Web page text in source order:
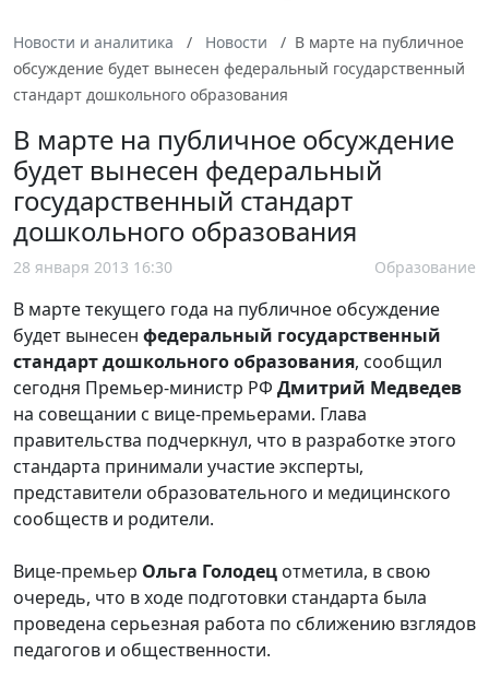
Новости и аналитика Новости
В марте на публичное
обсуждение будет вынесен федеральный государственный
стандарт дошкольного образования
В марте на публичное обсуждение
будет вынесен федеральный
государственный стандарт
дошкольного образования
28 января 2013 16:30 Образование
В марте текущего года на публичное обсуждение
будет вынесен федеральный государственный
стандарт дошкольного образования, сообщил
сегодня Премьер-министр РФ Дмитрий Медведев
на совещании с вице-премьерами. Глава
правительства подчеркнул, что в разработке этого
стандарта принимали участие эксперты,
представители образовательного и медицинского
сообществ и родители.
Вице-премьер Ольга Голодец отметила, в свою
очередь, что в ходе подготовки стандарта была
проведена серьезная работа по сближению взглядов
педагогов и общественности.